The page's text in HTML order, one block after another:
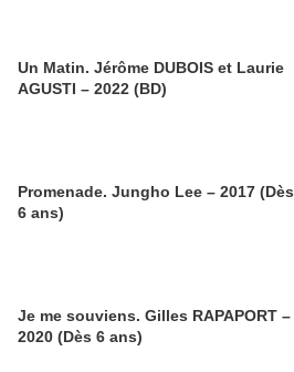
Un Matin. Jérôme DUBOIS et Laurie
AGUSTI – 2022 (BD)
Promenade. Jungho Lee – 2017 (Dès
6 ans)
Je me souviens. Gilles RAPAPORT –
2020 (Dès 6 ans)